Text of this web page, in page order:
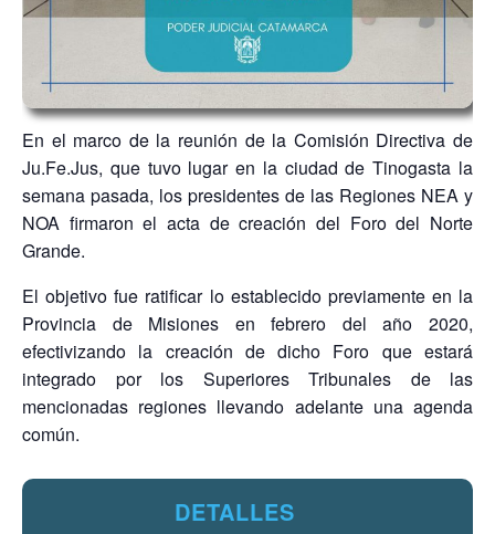
En el marco de la reunión de la Comisión Directiva de
Ju.Fe.Jus, que tuvo lugar en la ciudad de Tinogasta la
semana pasada, los presidentes de las Regiones NEA y
NOA firmaron el acta de creación del Foro del Norte
Grande.
El objetivo fue ratificar lo establecido previamente en la
Provincia de Misiones en febrero del año 2020,
efectivizando la creación de dicho Foro que estará
integrado por los Superiores Tribunales de las
mencionadas regiones llevando adelante una agenda
común.
DETALLES